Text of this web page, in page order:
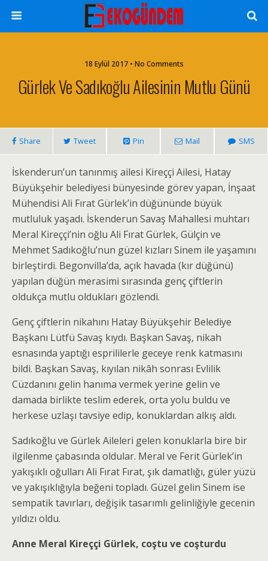
18 Eylül 2017 • No Comments
Gürlek Ve Sadıkoğlu Ailesinin Mutlu Günü
Share Tweet Pin Mail SMS
İskenderun’un tanınmış ailesi Kireççi Ailesi, Hatay
Büyükşehir belediyesi bünyesinde görev yapan, İnşaat
Mühendisi Ali Fırat Gürlek’in düğününde büyük
mutluluk yaşadı. İskenderun Savaş Mahallesi muhtarı
Meral Kireççi’nin oğlu Ali Fırat Gürlek, Gülçin ve
Mehmet Sadıkoğlu’nun güzel kızları Sinem ile yaşamını
birleştirdi. Begonvilla’da, açık havada (kır düğünü)
yapılan düğün merasimi sırasında genç çiftlerin
oldukça mutlu oldukları gözlendi.
Genç çiftlerin nikahını Hatay Büyükşehir Belediye
Başkanı Lütfü Savaş kıydı. Başkan Savaş, nikah
esnasında yaptığı esprililerle geceye renk katmasını
bildi. Başkan Savaş, kıyılan nikâh sonrası Evlilik
Cüzdanını gelin hanıma vermek yerine gelin ve
damada birlikte teslim ederek, orta yolu buldu ve
herkese uzlaşı tavsiye edip, konuklardan alkış aldı.
Sadıkoğlu ve Gürlek Aileleri gelen konuklarla bire bir
ilgilenme çabasında oldular. Meral ve Ferit Gürlek’in
yakışıklı oğulları Ali Fırat Fırat, şık damatlığı, güler yüzü
ve yakışıklığıyla beğeni topladı. Güzel gelin Sinem ise
sempatik tavırları, değişik tasarımlı gelinliğiyle gecenin
yıldızı oldu.
Anne Meral Kireççi Gürlek, coştu ve coşturdu